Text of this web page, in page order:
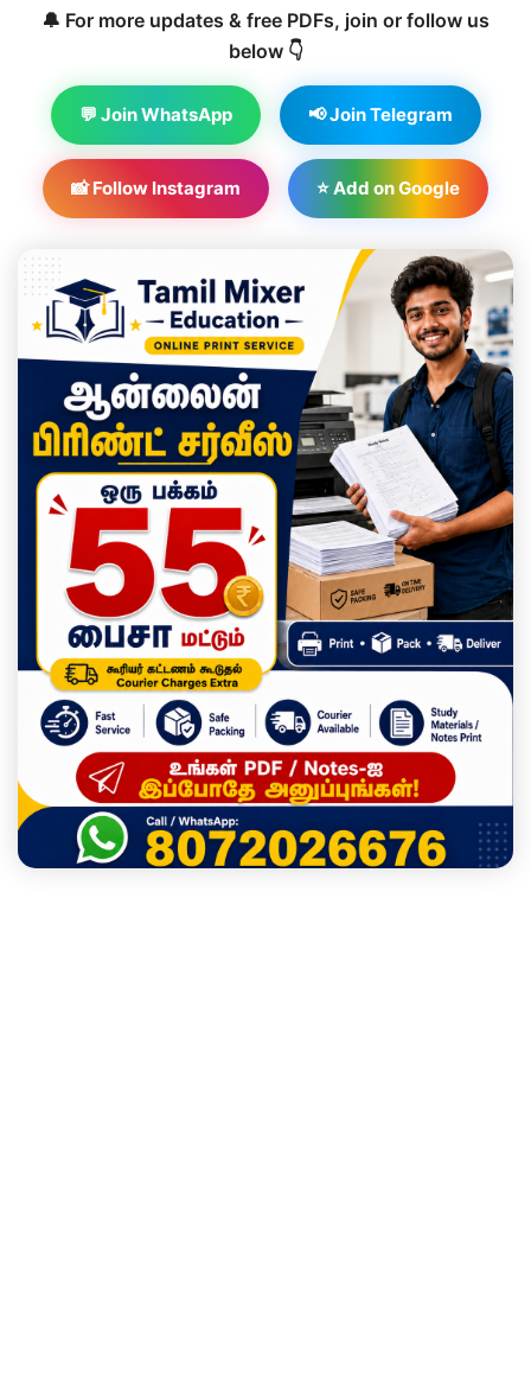
🔔 For more updates & free PDFs, join or follow us
below 👇
💬 Join WhatsApp 📢 Join Telegram
📸 Follow Instagram ⭐ Add on Google